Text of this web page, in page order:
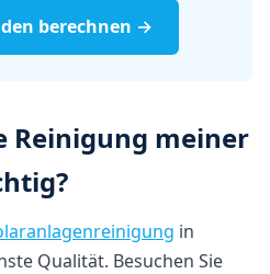
berechnen →
Reinigung meiner
in
Qualität. Besuchen Sie